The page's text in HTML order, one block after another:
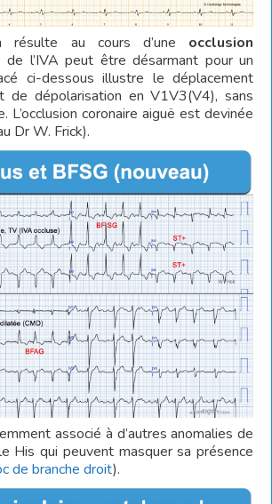
résulte au cours d’une occlusion
de l’IVA peut être désarmant pour un
ci-dessous illustre le déplacement
de dépolarisation en V1V3(V4), sans
L’occlusion coronaire aiguë est devinée
Dr W. Frick).
associé à d’autres anomalies de
His qui peuvent masquer sa présence
de branche droit).